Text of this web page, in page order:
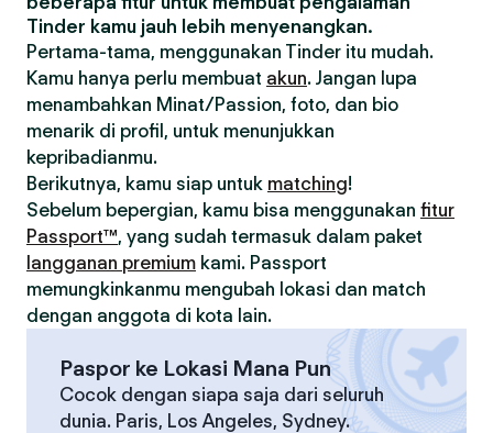
Tinder kamu jauh lebih menyenangkan.
Pertama-tama, menggunakan Tinder itu mudah.
Kamu hanya perlu membuat akun. Jangan lupa
menambahkan Minat/Passion, foto, dan bio
menarik di profil, untuk menunjukkan
kepribadianmu.
Berikutnya, kamu siap untuk matching!
Sebelum bepergian, kamu bisa menggunakan fitur
Passport™, yang sudah termasuk dalam paket
langganan premium kami. Passport
memungkinkanmu mengubah lokasi dan match
dengan anggota di kota lain.
Paspor ke Lokasi Mana Pun
Cocok dengan siapa saja dari seluruh
dunia. Paris, Los Angeles, Sydney.